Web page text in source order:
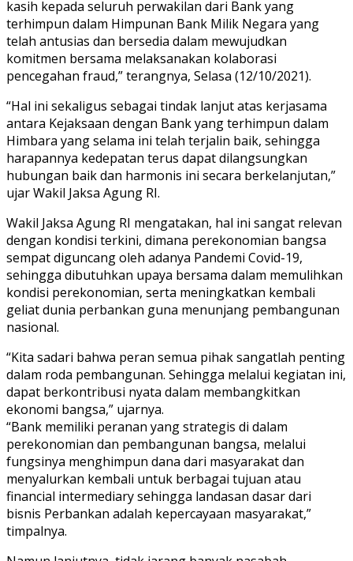
kasih kepada seluruh perwakilan dari Bank yang
terhimpun dalam Himpunan Bank Milik Negara yang
telah antusias dan bersedia dalam mewujudkan
komitmen bersama melaksanakan kolaborasi
pencegahan fraud,” terangnya, Selasa (12/10/2021).
“Hal ini sekaligus sebagai tindak lanjut atas kerjasama
antara Kejaksaan dengan Bank yang terhimpun dalam
Himbara yang selama ini telah terjalin baik, sehingga
harapannya kedepatan terus dapat dilangsungkan
hubungan baik dan harmonis ini secara berkelanjutan,”
ujar Wakil Jaksa Agung RI.
Wakil Jaksa Agung RI mengatakan, hal ini sangat relevan
dengan kondisi terkini, dimana perekonomian bangsa
sempat diguncang oleh adanya Pandemi Covid-19,
sehingga dibutuhkan upaya bersama dalam memulihkan
kondisi perekonomian, serta meningkatkan kembali
geliat dunia perbankan guna menunjang pembangunan
nasional.
“Kita sadari bahwa peran semua pihak sangatlah penting
dalam roda pembangunan. Sehingga melalui kegiatan ini,
dapat berkontribusi nyata dalam membangkitkan
ekonomi bangsa,” ujarnya.
“Bank memiliki peranan yang strategis di dalam
perekonomian dan pembangunan bangsa, melalui
fungsinya menghimpun dana dari masyarakat dan
menyalurkan kembali untuk berbagai tujuan atau
financial intermediary sehingga landasan dasar dari
bisnis Perbankan adalah kepercayaan masyarakat,”
timpalnya.